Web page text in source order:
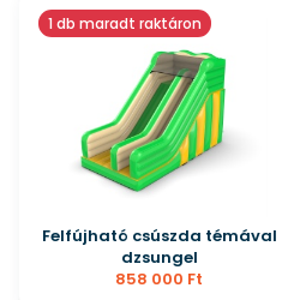
1 db maradt raktáron
Felfújható csúszda témával
dzsungel
858 000 Ft